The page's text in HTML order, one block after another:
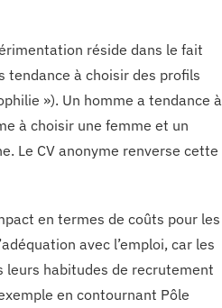
réside dans le fait
tendance à choisir des profils
»). Un homme a tendance à
à choisir une femme et un
Le CV anonyme renverse cette
en termes de coûts pour les
avec l’emploi, car les
leurs habitudes de recrutement
en contournant Pôle